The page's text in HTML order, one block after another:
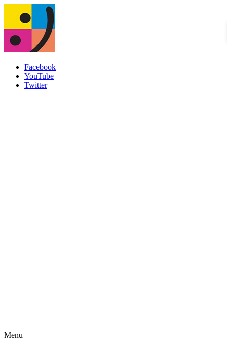
Facebook
YouTube
Twitter
Menu